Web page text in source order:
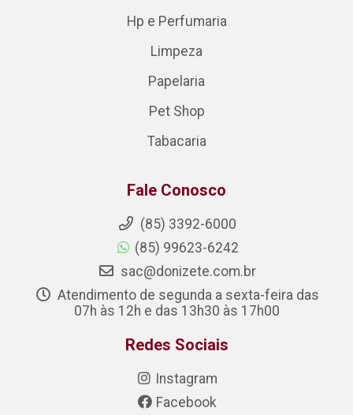
Hp e Perfumaria
Limpeza
Papelaria
Pet Shop
Tabacaria
Fale Conosco
(85) 3392-6000
(85) 99623-6242
sac@donizete.com.br
Atendimento de segunda a sexta-feira das
07h às 12h e das 13h30 às 17h00
Redes Sociais
Instagram
Facebook